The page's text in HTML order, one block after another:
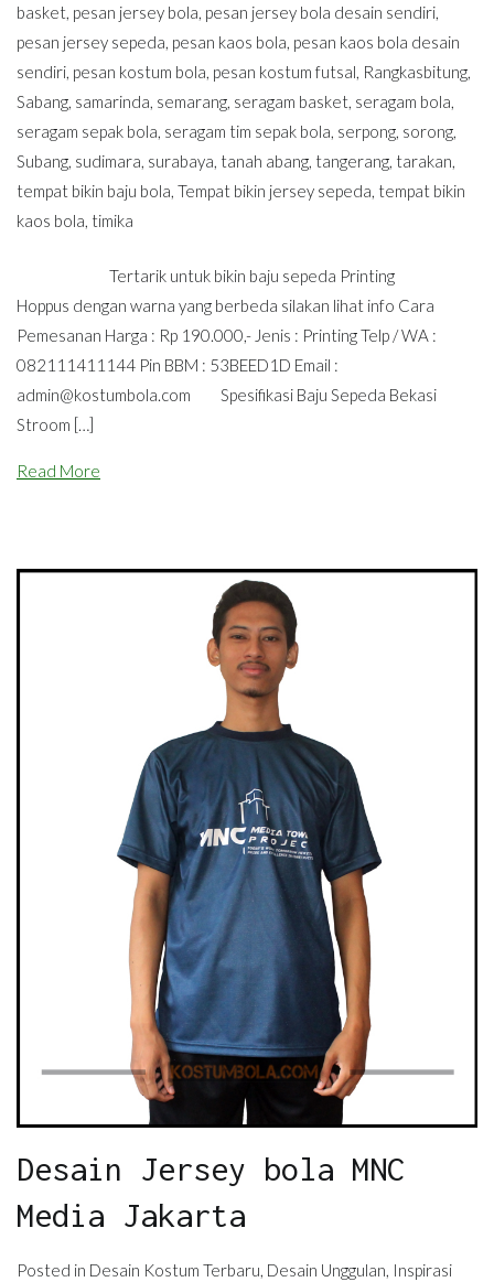
basket, pesan jersey bola, pesan jersey bola desain sendiri,
pesan jersey sepeda, pesan kaos bola, pesan kaos bola desain
sendiri, pesan kostum bola, pesan kostum futsal, Rangkasbitung,
Sabang, samarinda, semarang, seragam basket, seragam bola,
seragam sepak bola, seragam tim sepak bola, serpong, sorong,
Subang, sudimara, surabaya, tanah abang, tangerang, tarakan,
tempat bikin baju bola, Tempat bikin jersey sepeda, tempat bikin
kaos bola, timika
Tertarik untuk bikin baju sepeda Printing
Hoppus dengan warna yang berbeda silakan lihat info Cara
Pemesanan Harga : Rp 190.000,- Jenis : Printing Telp / WA :
082111411144 Pin BBM : 53BEED1D Email :
admin@kostumbola.com Spesifikasi Baju Sepeda Bekasi
Stroom […]
Read More
Desain Jersey bola MNC
Media Jakarta
Posted in Desain Kostum Terbaru, Desain Unggulan, Inspirasi